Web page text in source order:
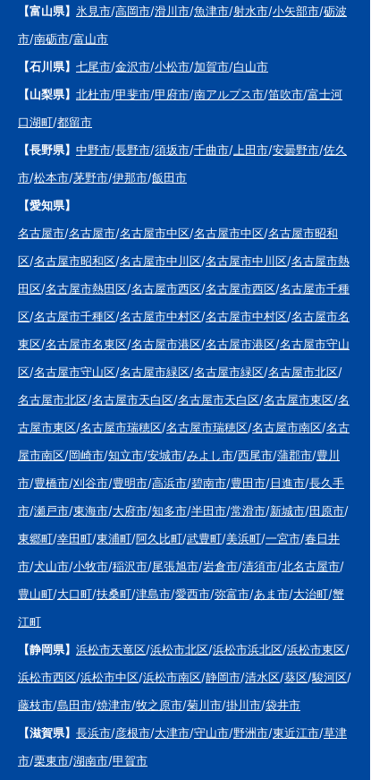
【富山県】 氷見市/高岡市/滑川市/魚津市/射水市/小矢部市/砺波
市/南砺市/富山市
【石川県】 七尾市/金沢市/小松市/加賀市/白山市
【山梨県】 北杜市/甲斐市/甲府市/南アルプス市/笛吹市/富士河
口湖町/都留市
【長野県】 中野市/長野市/須坂市/千曲市/上田市/安曇野市/佐久
市/松本市/茅野市/伊那市/飯田市
【愛知県】
名古屋市/名古屋市/名古屋市中区/名古屋市中区/名古屋市昭和
区/名古屋市昭和区/名古屋市中川区/名古屋市中川区/名古屋市熱
田区/名古屋市熱田区/名古屋市西区/名古屋市西区/名古屋市千種
区/名古屋市千種区/名古屋市中村区/名古屋市中村区/名古屋市名
東区/名古屋市名東区/名古屋市港区/名古屋市港区/名古屋市守山
区/名古屋市守山区/名古屋市緑区/名古屋市緑区/名古屋市北区/
名古屋市北区/名古屋市天白区/名古屋市天白区/名古屋市東区/名
古屋市東区/名古屋市瑞穂区/名古屋市瑞穂区/名古屋市南区/名古
屋市南区/岡崎市/知立市/安城市/みよし市/西尾市/蒲郡市/豊川
市/豊橋市/刈谷市/豊明市/高浜市/碧南市/豊田市/日進市/長久手
市/瀬戸市/東海市/大府市/知多市/半田市/常滑市/新城市/田原市/
東郷町/幸田町/東浦町/阿久比町/武豊町/美浜町/一宮市/春日井
市/犬山市/小牧市/稲沢市/尾張旭市/岩倉市/清須市/北名古屋市/
豊山町/大口町/扶桑町/津島市/愛西市/弥富市/あま市/大治町/蟹
江町
【静岡県】 浜松市天竜区/浜松市北区/浜松市浜北区/浜松市東区/
浜松市西区/浜松市中区/浜松市南区/静岡市/清水区/葵区/駿河区/
藤枝市/島田市/焼津市/牧之原市/菊川市/掛川市/袋井市
【滋賀県】 長浜市/彦根市/大津市/守山市/野洲市/東近江市/草津
市/栗東市/湖南市/甲賀市